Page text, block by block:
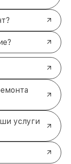
услуги